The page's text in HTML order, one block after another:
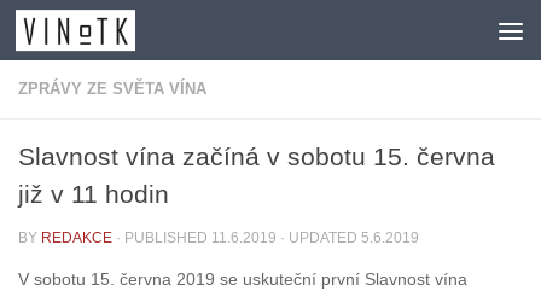
Skip to content
ZPRÁVY ZE SVĚTA VÍNA
Slavnost vína začíná v sobotu 15. června
již v 11 hodin
BY REDAKCE · PUBLISHED 11.6.2019 · UPDATED 5.6.2019
V sobotu 15. června 2019 se uskuteční první Slavnost vína